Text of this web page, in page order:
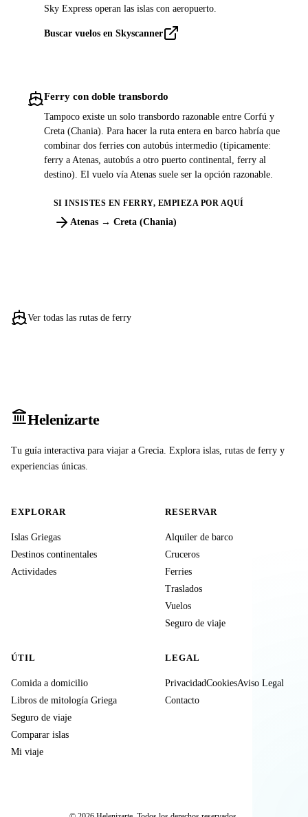
Sky Express operan las islas con aeropuerto.
Buscar vuelos en Skyscanner
Ferry con doble transbordo
Tampoco existe un solo transbordo razonable entre Corfú y
Creta (Chania). Para hacer la ruta entera en barco habría que
combinar dos ferries con autobús intermedio (típicamente:
ferry a Atenas, autobús a otro puerto continental, ferry al
destino). El vuelo vía Atenas suele ser la opción razonable.
SI INSISTES EN FERRY, EMPIEZA POR AQUÍ
Atenas → Creta (Chania)
Ver todas las rutas de ferry
Helenizarte
Tu guía interactiva para viajar a Grecia. Explora islas, rutas de ferry y
experiencias únicas.
EXPLORAR
Islas Griegas
Destinos continentales
Actividades
RESERVAR
Alquiler de barco
Cruceros
Ferries
Traslados
Vuelos
Seguro de viaje
ÚTIL
Comida a domicilio
Libros de mitología Griega
Seguro de viaje
Comparar islas
Mi viaje
LEGAL
PrivacidadCookiesAviso Legal
Contacto